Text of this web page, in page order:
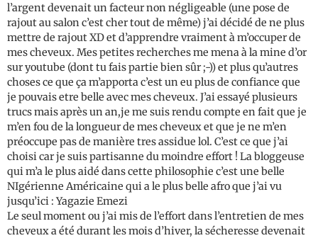
l’argent devenait un facteur non négligeable (une pose de
rajout au salon c’est cher tout de même) j’ai décidé de ne plus
mettre de rajout XD et d’apprendre vraiment à m’occuper de
mes cheveux. Mes petites recherches me mena à la mine d’or
sur youtube (dont tu fais partie bien sûr ;-)) et plus qu’autres
choses ce que ça m’apporta c’est un eu plus de confiance que
je pouvais etre belle avec mes cheveux. J’ai essayé plusieurs
trucs mais après un an,je me suis rendu compte en fait que je
m’en fou de la longueur de mes cheveux et que je ne m’en
préoccupe pas de manière tres assidue lol. C’est ce que j’ai
choisi car je suis partisanne du moindre effort ! La bloggeuse
qui m’a le plus aidé dans cette philosophie c’est une belle
NIgérienne Américaine qui a le plus belle afro que j’ai vu
jusqu’ici : Yagazie Emezi
Le seul moment ou j’ai mis de l’effort dans l’entretien de mes
cheveux a été durant les mois d’hiver, la sécheresse devenait